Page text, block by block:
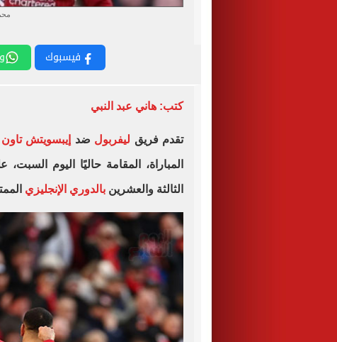
فيسبوك
كتب: هاني عبد النبي
تقدم فريق ليفربول ضد إيبسويتش تاون
المباراة، المقامة حاليًا اليوم
الثالثة والعشرين بالدوري الإنجليزي